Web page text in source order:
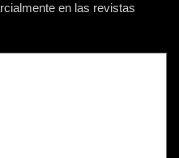
en las revistas